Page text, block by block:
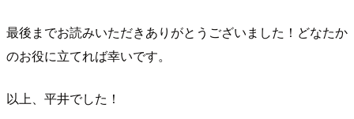
最後までお読みいただきありがとうございました！どなたか
のお役に立てれば幸いです。
以上、平井でした！